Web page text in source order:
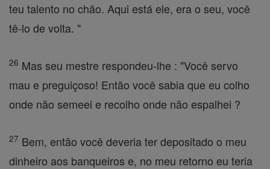
teu talento no chão. Aqui está ele, era o seu, você
tê-lo de volta. "
26 Mas seu mestre respondeu-lhe : "Você servo
mau e preguiçoso! Então você sabia que eu colho
onde não semeei e recolho onde não espalhei ?
27 Bem, então você deveria ter depositado o meu
dinheiro aos banqueiros e, no meu retorno eu teria